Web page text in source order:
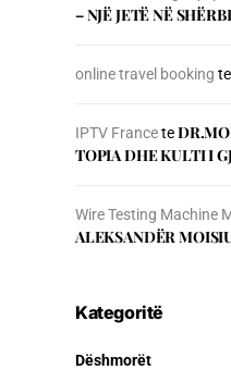
– NJЁ JETЁ NЁ
online travel booking te
IPTV Francete
TOPIA DHE KULTI I
Wire Testing Machine
ALEKSANDËR
Kategoritë
Dëshmorët